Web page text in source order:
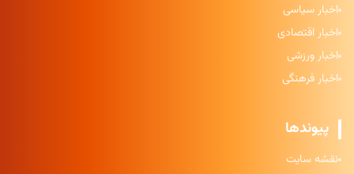
اخبار سیاسی
اخبار اقتصادی
اخبار ورزشی
اخبار فرهنگی
پیوندها
نقشه سایت